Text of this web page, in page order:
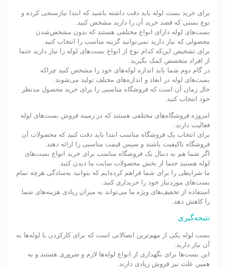
برای خرید بست لوله باید دقت داشته باشید که ابتدا نیازسنجی کرده و
نوع بستی که قصد خرید آن را دارید مشخص کنید.
بست‌های لوله دارای انواع مختلفی هستند که بدون مشخص‌شدن
محصولی که نیاز دارید نمی‌توانید گزینه مناسب را انتخاب کنید.
برای تشخیص این‌که کدام نوع از انواع بست‌های لوله را نیاز دارید حتما
از افراد متخصص کمک بگیرید.
در گام دوم شما باید اندازه لوله‌های خود را مشخص کنید چراکه
بست‌های لوله در ابعاد و اندازه‌های مختلف تولید می‌شوند.
حال زمان آن است که فروشگاه مناسبی را برای خرید محصول مدنظر
خود انتخاب کنید.
امروزه فروشگاه‌های مختلفی هستند که در زمینه فروش بست‌های لوله
فعالیت دارند.
برای انتخاب یک فروشگاه مناسب ابتدا باید دقت کنید که محصولات آن
فروشگاه باکیفیت باشند و سپس قیمت مناسبی را ارائه دهند.
اگر شما هم به دنبال یک فروشگاه مناسب برای خرید انواع بست‌های
لوله هستید حتما از بخش محصولات سایت ما دیدن کنید.
ما شرایطی را برای شما فراهم کرده‌ایم که بتوانید به‌سادگی هرچه تمام
بست‌های موردنیاز خود را خریداری کنید.
استفاده از تخفیف‌های ویژه ما می‌تواند به میزان زیادی هزینه‌های شما
را کاهش دهد.
نتیجه‌گیری
بست لوله یکی از مهم‌ترین اتصالاتی است که برای کارکردن با لوله‌ها به
آن نیاز دارید.
این بست‌ها برای نگهداری از انواع لوله‌ها لازم و ضروری هستند و به
همین علت نیز فروش زیادی دارند.